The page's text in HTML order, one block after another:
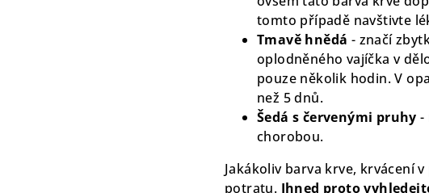
tomto případě navštivte
Tmavě hnědá - značí
oplodněného vajíčka v
pouze několik hodin. V
než 5 dnů.
Šedá s červenými pruhy -
chorobou.
Jakákoliv barva krve, krvácení
potratu. Ihned proto